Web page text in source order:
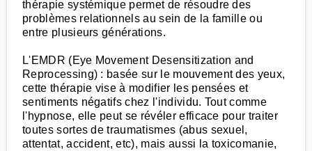
thérapie systémique permet de résoudre des
problèmes relationnels au sein de la famille ou
entre plusieurs générations.
L'EMDR (Eye Movement Desensitization and
Reprocessing) : basée sur le mouvement des yeux,
cette thérapie vise à modifier les pensées et
sentiments négatifs chez l'individu. Tout comme
l'hypnose, elle peut se révéler efficace pour traiter
toutes sortes de traumatismes (abus sexuel,
attentat, accident, etc), mais aussi la toxicomanie,